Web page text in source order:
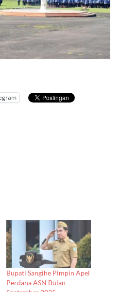
Bupati Sangihe Pimpin Apel
Perdana ASN Bulan